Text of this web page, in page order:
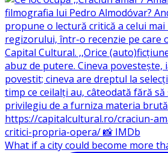
What if a city could become more